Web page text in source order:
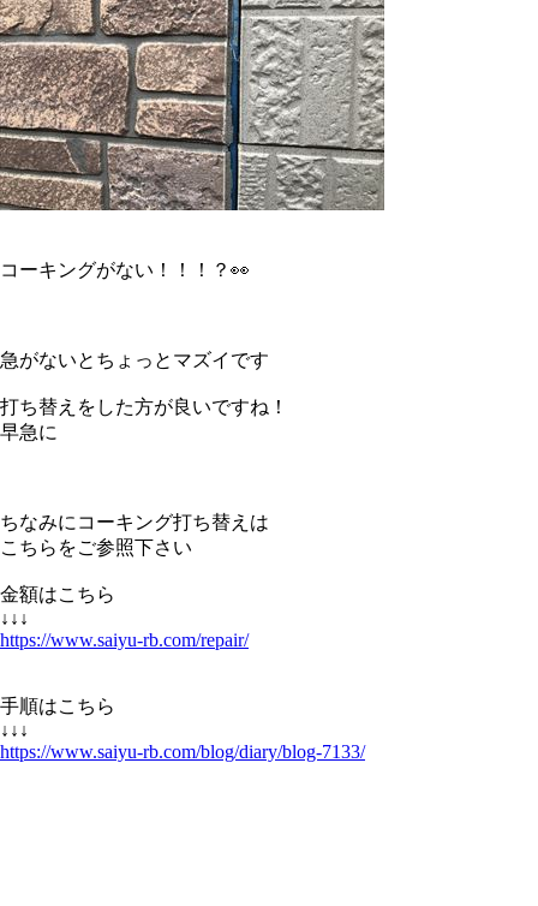
コーキングがない！！！？👀
急がないとちょっとマズイです
打ち替えをした方が良いですね！
早急に
ちなみにコーキング打ち替えは
こちらをご参照下さい
金額はこちら
↓↓↓
https://www.saiyu-rb.com/repair/
手順はこちら
↓↓↓
https://www.saiyu-rb.com/blog/diary/blog-7133/